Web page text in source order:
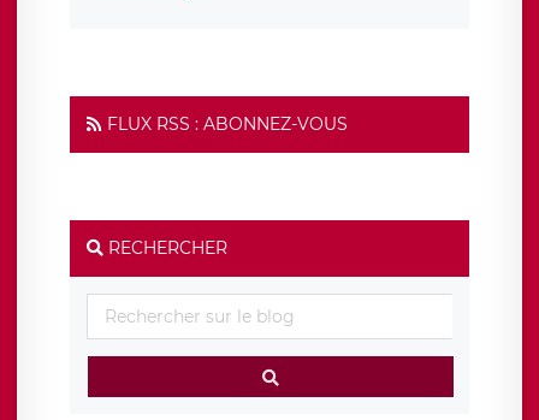
FLUX RSS : ABONNEZ-VOUS
RECHERCHER